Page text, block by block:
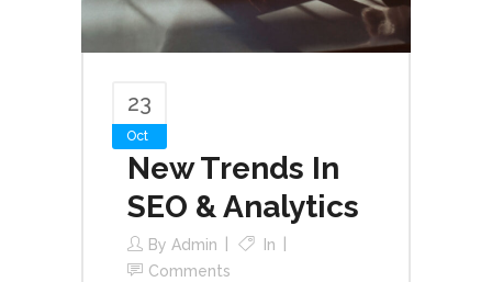
23
Oct
New Trends In
SEO & Analytics
By Admin
In
Comments